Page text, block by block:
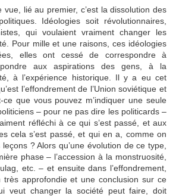
vue, lié au premier, c’est la dissolution des
Idéologies soit révolutionnaires,
qui voulaient vraiment changer les
Pour mille et une raisons, ces idéologies
elles ont cessé de correspondre à
aux aspirations des gens, à la
à l’expérience historique. Il y a eu cet
l’effondrement de l’Union soviétique et
que vous pouvez m’indiquer une seule
– pour ne pas dire les politicards –
réfléchi à ce qui s’est passé, et aux
cela s’est passé, et qui en a, comme on
? Alors qu’une évolution de ce type,
phase – l’accession à la monstruosité,
etc. – et ensuite dans l’effondrement,
très approfondie et une conclusion sur ce
veut changer la société peut faire, doit